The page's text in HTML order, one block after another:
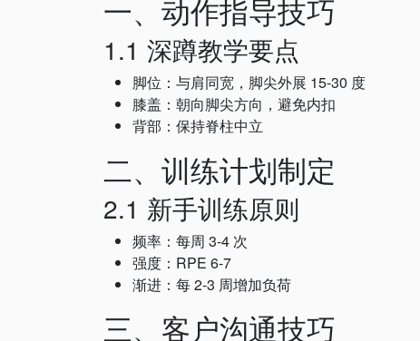
一、动作指导技巧
1.1 深蹲教学要点
脚位：与肩同宽，脚尖外展 15-30 度
膝盖：朝向脚尖方向，避免内扣
背部：保持脊柱中立
二、训练计划制定
2.1 新手训练原则
频率：每周 3-4 次
强度：RPE 6-7
渐进：每 2-3 周增加负荷
三、客户沟通技巧